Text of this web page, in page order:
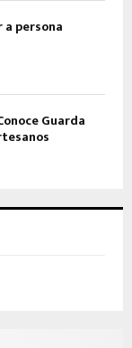
persona
Guarda